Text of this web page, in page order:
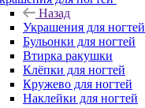
Назад
Украшения для ногтей
Бульонки для ногтей
Втирка ракушки
Клёпки для ногтей
Кружево для ногтей
Наклейки для ногтей